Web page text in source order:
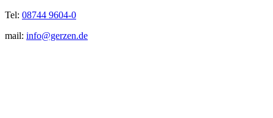
Tel: 08744 9604-0
mail: info@gerzen.de